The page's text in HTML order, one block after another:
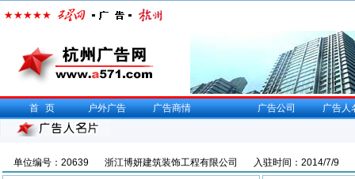
首页 户外广告 广告商情 广告公司 广告人
单位编号：20639 浙江博妍建筑装饰工程有限公司 入驻时间：2014/7/9